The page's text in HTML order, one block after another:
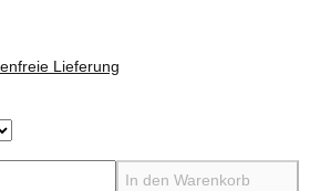
Lieferung
In den Warenkorb